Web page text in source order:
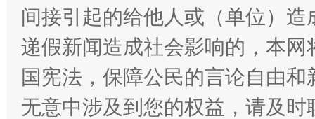
千年窑火 生生不息
间接引起的给他人或（单位）
递假新闻造成社会影响的，本
国宪法，保障公民的言论自由
无意中涉及到您的权益，请及